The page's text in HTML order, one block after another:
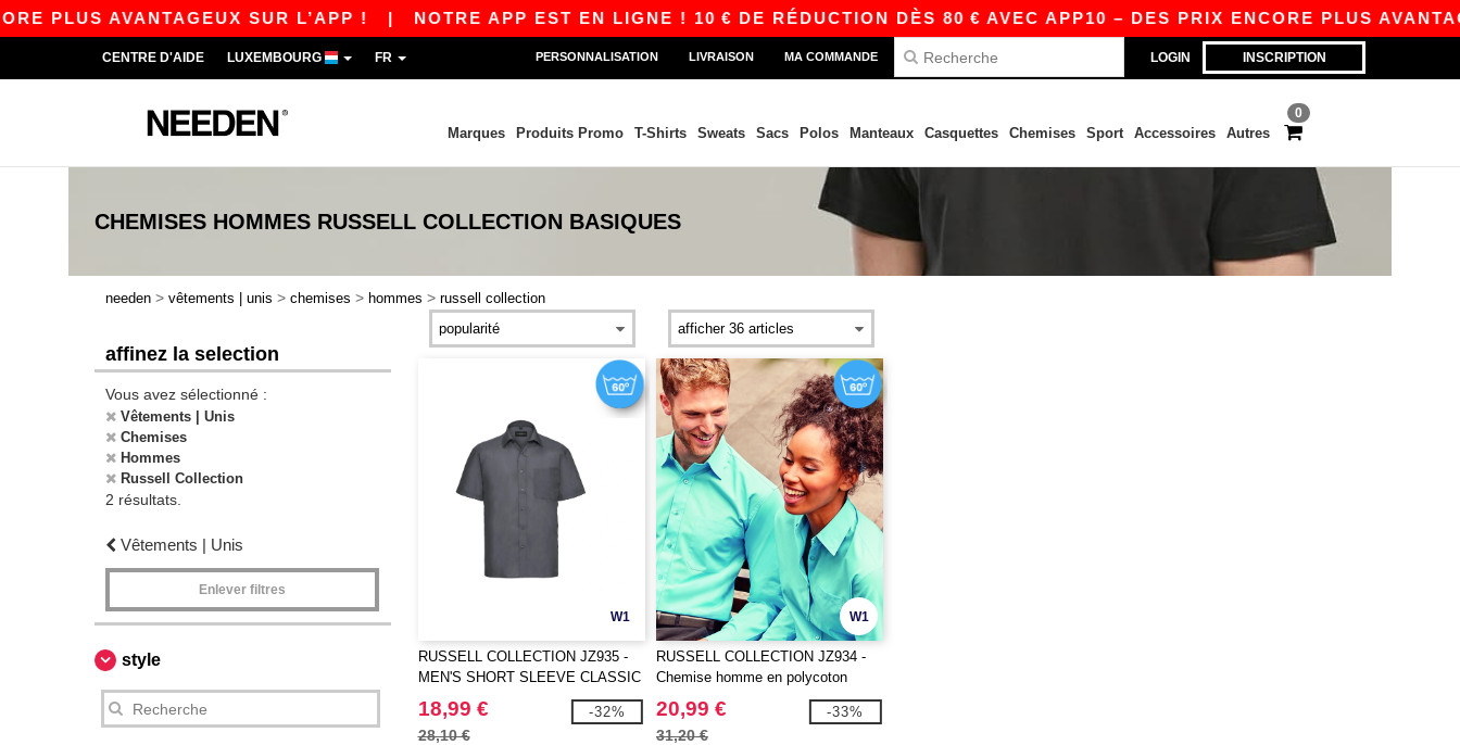
PLUS AVANTAGEUX SUR L’APP !| NOTRE APP EST EN LIGNE ! 10 € DE RÉDUCTION DÈS 80 € AVEC APP10 – DES PRIX ENCORE PLUS
LOGIN INSCRIPTION
CENTRE D'AIDE LUXEMBOURG FR PERSONNALISATION LIVRAISON MA COMMANDE
0
Marques Produits Promo T-Shirts Sweats Sacs Polos Manteaux Casquettes Chemises Sport Accessoires Autres
CHEMISES HOMMES RUSSELL COLLECTION BASIQUES
needen > vêtements | unis > chemises > hommes > russell collection
affinez la selection
Vous avez sélectionné :
Vêtements | Unis
Chemises
Hommes
Russell Collection
2 résultats.
Vêtements | Unis
Enlever filtres
style
W1
RUSSELL COLLECTION JZ935 -
MEN'S SHORT SLEEVE CLASSIC
POLYCOTTON POPLIN SHIRT
18,99 €
28,10 €
-32%
W1
RUSSELL COLLECTION JZ934 -
Chemise homme en polycoton
20,99 €
31,20 €
-33%